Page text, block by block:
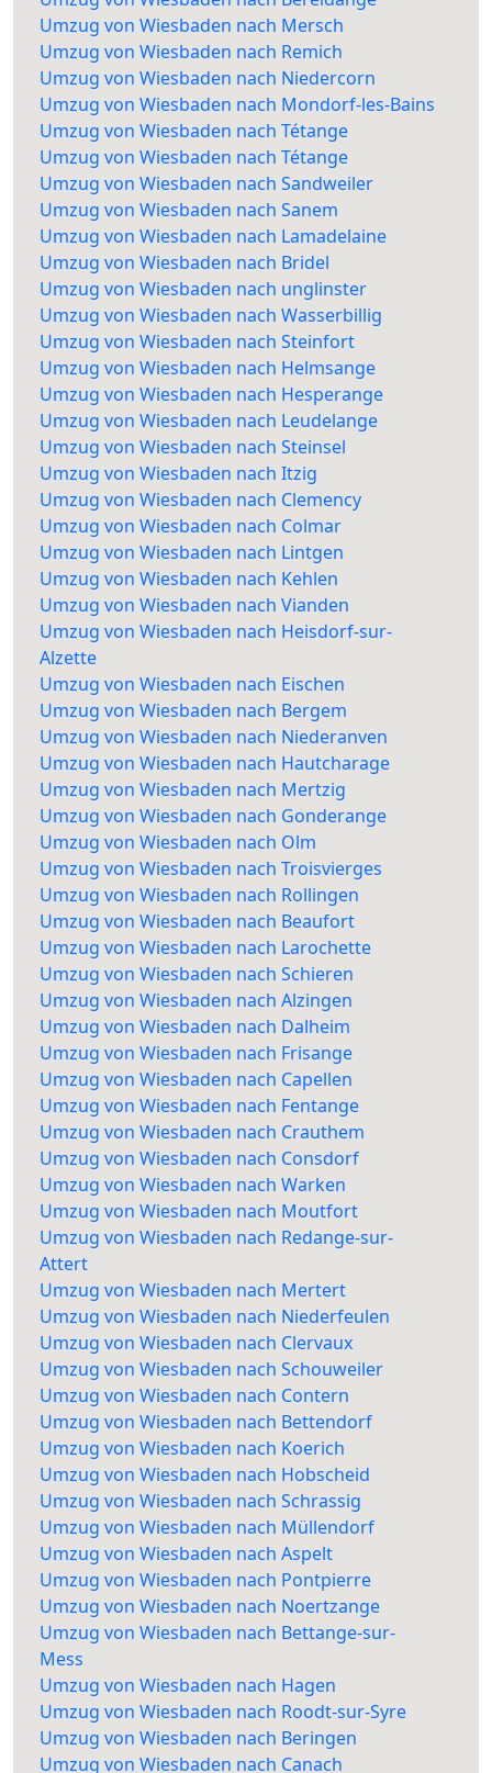
Umzug von Wiesbaden nach Mersch
Umzug von Wiesbaden nach Remich
Umzug von Wiesbaden nach Niedercorn
Umzug von Wiesbaden nach Mondorf-les-Bains
Umzug von Wiesbaden nach Tétange
Umzug von Wiesbaden nach Tétange
Umzug von Wiesbaden nach Sandweiler
Umzug von Wiesbaden nach Sanem
Umzug von Wiesbaden nach Lamadelaine
Umzug von Wiesbaden nach Bridel
Umzug von Wiesbaden nach unglinster
Umzug von Wiesbaden nach Wasserbillig
Umzug von Wiesbaden nach Steinfort
Umzug von Wiesbaden nach Helmsange
Umzug von Wiesbaden nach Hesperange
Umzug von Wiesbaden nach Leudelange
Umzug von Wiesbaden nach Steinsel
Umzug von Wiesbaden nach Itzig
Umzug von Wiesbaden nach Clemency
Umzug von Wiesbaden nach Colmar
Umzug von Wiesbaden nach Lintgen
Umzug von Wiesbaden nach Kehlen
Umzug von Wiesbaden nach Vianden
Umzug von Wiesbaden nach Heisdorf-sur-
Alzette
Umzug von Wiesbaden nach Eischen
Umzug von Wiesbaden nach Bergem
Umzug von Wiesbaden nach Niederanven
Umzug von Wiesbaden nach Hautcharage
Umzug von Wiesbaden nach Mertzig
Umzug von Wiesbaden nach Gonderange
Umzug von Wiesbaden nach Olm
Umzug von Wiesbaden nach Troisvierges
Umzug von Wiesbaden nach Rollingen
Umzug von Wiesbaden nach Beaufort
Umzug von Wiesbaden nach Larochette
Umzug von Wiesbaden nach Schieren
Umzug von Wiesbaden nach Alzingen
Umzug von Wiesbaden nach Dalheim
Umzug von Wiesbaden nach Frisange
Umzug von Wiesbaden nach Capellen
Umzug von Wiesbaden nach Fentange
Umzug von Wiesbaden nach Crauthem
Umzug von Wiesbaden nach Consdorf
Umzug von Wiesbaden nach Warken
Umzug von Wiesbaden nach Moutfort
Umzug von Wiesbaden nach Redange-sur-
Attert
Umzug von Wiesbaden nach Mertert
Umzug von Wiesbaden nach Niederfeulen
Umzug von Wiesbaden nach Clervaux
Umzug von Wiesbaden nach Schouweiler
Umzug von Wiesbaden nach Contern
Umzug von Wiesbaden nach Bettendorf
Umzug von Wiesbaden nach Koerich
Umzug von Wiesbaden nach Hobscheid
Umzug von Wiesbaden nach Schrassig
Umzug von Wiesbaden nach Müllendorf
Umzug von Wiesbaden nach Aspelt
Umzug von Wiesbaden nach Pontpierre
Umzug von Wiesbaden nach Noertzange
Umzug von Wiesbaden nach Bettange-sur-
Mess
Umzug von Wiesbaden nach Hagen
Umzug von Wiesbaden nach Roodt-sur-Syre
Umzug von Wiesbaden nach Beringen
Umzug von Wiesbaden nach Canach